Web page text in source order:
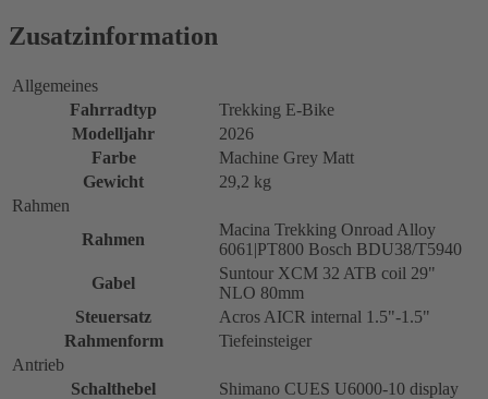
Zusatzinformation
Allgemeines
Fahrradtyp
Trekking E-Bike
Modelljahr
2026
Farbe
Machine Grey Matt
Gewicht
29,2 kg
Rahmen
Rahmen
Macina Trekking Onroad Alloy
6061|PT800 Bosch BDU38/T5940
Gabel
Suntour XCM 32 ATB coil 29"
NLO 80mm
Steuersatz
Acros AICR internal 1.5"-1.5"
Rahmenform
Tiefeinsteiger
Antrieb
Schalthebel
Shimano CUES U6000-10 display